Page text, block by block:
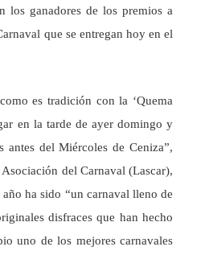
los ganadores de los premios a
que se entregan hoy en el
es tradición con la ‘Quema
en la tarde de ayer domingo y
antes del Miércoles de Ceniza”,
del Carnaval (Lascar),
año ha sido “un carnaval lleno de
disfraces que han hecho
uno de los mejores carnavales